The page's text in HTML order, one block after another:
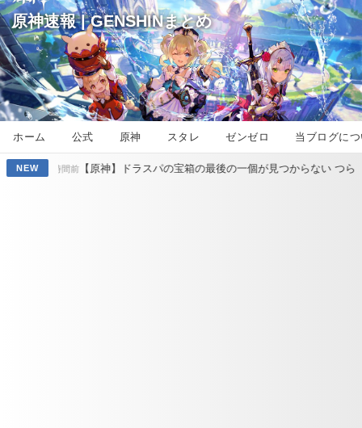
原神速報 | GENSHINまとめ
ホーム 公式 原神 スタレ ゼンゼロ 当ブログに
NEW
神】ドラスパの宝箱の最後の一個が見つからない つらい15時間前【原神】